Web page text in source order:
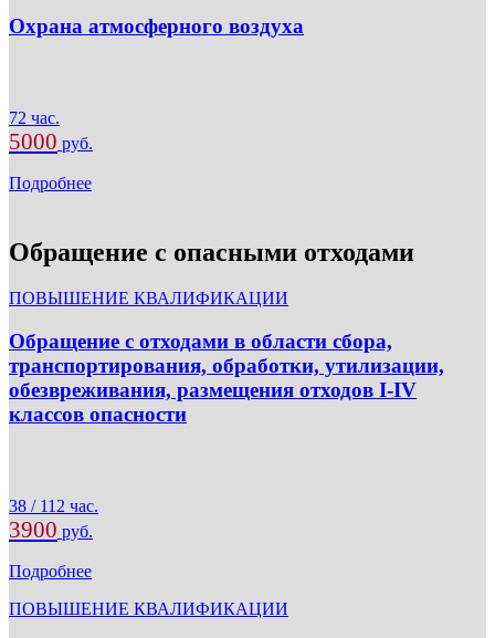
Охрана атмосферного воздуха
72 час.
5000 руб.
Подробнее
Обращение с опасными отходами
ПОВЫШЕНИЕ КВАЛИФИКАЦИИ
Обращение с отходами в области сбора,
транспортирования, обработки, утилизации,
обезвреживания, размещения отходов I-IV
классов опасности
38 / 112 час.
3900 руб.
Подробнее
ПОВЫШЕНИЕ КВАЛИФИКАЦИИ